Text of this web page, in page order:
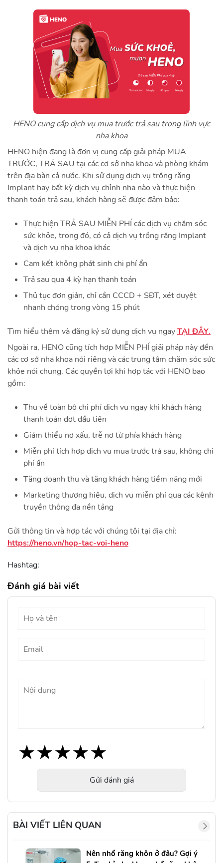
HENO cung cấp dịch vụ mua trước trả sau trong lĩnh vực
nha khoa
HENO hiện đang là đơn vị cung cấp giải pháp MUA
TRƯỚC, TRẢ SAU tại các cơ sở nha khoa và phòng khám
trên địa bàn cả nước. Khi sử dụng dịch vụ trồng răng
Implant hay bất kỳ dịch vụ chỉnh nha nào và thực hiện
thanh toán trả sau, khách hàng sẽ được đảm bảo:
Thực hiện TRẢ SAU MIỄN PHÍ các dịch vụ chăm sóc
sức khỏe, trong đó, có cả dịch vụ trồng răng Implant
và dịch vụ nha khoa khác
Cam kết không phát sinh chi phí ẩn
Trả sau qua 4 kỳ hạn thanh toán
Thủ tục đơn giản, chỉ cần CCCD + SĐT, xét duyệt
nhanh chóng trong vòng 15 phút
Tìm hiểu thêm và đăng ký sử dụng dịch vụ ngayTẠI ĐÂY.
Ngoài ra, HENO cũng tích hợp MIỄN PHÍ giải pháp này đến
các cơ sở nha khoa nói riêng và các trung tâm chăm sóc sức
khỏe nói chung. Các quyền lợi khi hợp tác với HENO bao
gồm:
Thu về toàn bộ chi phí dịch vụ ngay khi khách hàng
thanh toán đợt đầu tiên
Giảm thiểu nợ xấu, trễ nợ từ phía khách hàng
Miễn phí tích hợp dịch vụ mua trước trả sau, không chi
phí ấn
Tăng doanh thu và tăng khách hàng tiềm năng mới
Marketing thương hiệu, dịch vụ miễn phí qua các kênh
truyền thông đa nền tảng
Gửi thông tin và hợp tác với chúng tôi tại địa chỉ:
https://heno.vn/hop-tac-voi-heno
Hashtag:
Đánh giá bài viết
★
★★
★★★
★★★★
★★★★★
Gửi đánh giá
BÀI VIẾT LIÊN QUAN
Nên nhổ răng khôn ở đâu? Gợi ý